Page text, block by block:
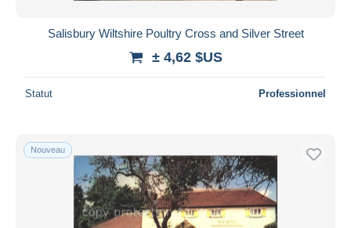
Salisbury Wiltshire Poultry Cross and Silver Street
± 4,62 $US
Statut Professionnel
Nouveau